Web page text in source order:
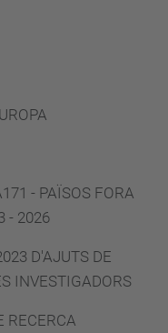
- PAÏSOS FORA
- 2026
D'AJUTS DE
INVESTIGADORS
RECERCA